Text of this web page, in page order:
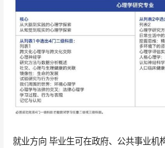
就业方向 毕业生可在政府、公共事业机